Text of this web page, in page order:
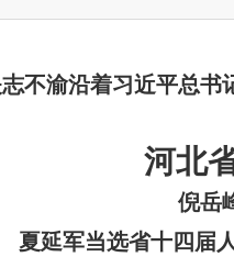
不渝沿着习近平总书
河北
倪岳
夏延军当选省十四届